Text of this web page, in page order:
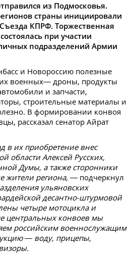
из Подмосковья.
страны инициировали
КПРФ. Торжественная
при участии
подразделений Армии
и Новороссию полезные
военных— дроны, продукты
и запчасти,
строительные материалы и
В формировании конвоя
рассказал сенатор Айрат
в их приобретение внес
области Алексей Русских,
Думы, а также сторонники
жители региона, — подчеркнул
ульяновских
десантно-штурмовой
четыре мотоцикла и
центральных конвоев мы
российским военнослужащим
— воду, прицепы,